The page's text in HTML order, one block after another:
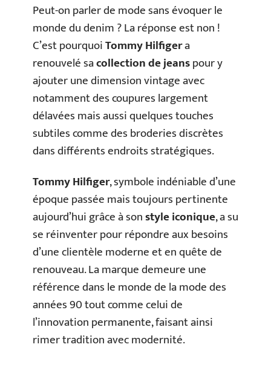
Peut-on parler de mode sans évoquer le
monde du denim ? La réponse est non !
C’est pourquoiTommy Hilfigera
renouvelé sacollection de jeanspour y
ajouter une dimension vintage avec
notamment des coupures largement
délavées mais aussi quelques touches
subtiles comme des broderies discrètes
dans différents endroits stratégiques.
Tommy Hilfiger, symbole indéniable d’une
époque passée mais toujours pertinente
aujourd’hui grâce à sonstyle iconique, a su
se réinventer pour répondre aux besoins
d’une clientèle moderne et en quête de
renouveau. La marque demeure une
référence dans le monde de la mode des
années 90 tout comme celui de
l’innovation permanente, faisant ainsi
rimer tradition avec modernité.